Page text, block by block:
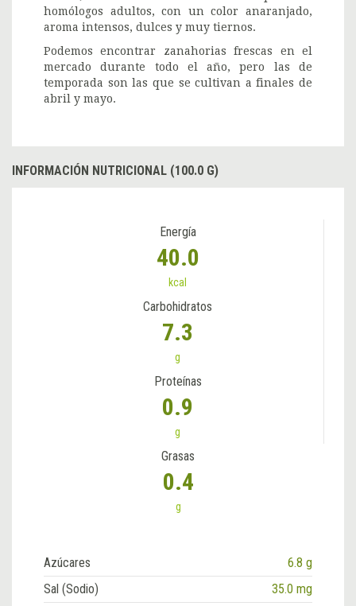
homólogos adultos, con un color anaranjado,
aroma intensos, dulces y muy tiernos.
Podemos encontrar zanahorias frescas en el
mercado durante todo el año, pero las de
temporada son las que se cultivan a finales de
abril y mayo.
INFORMACIÓN NUTRICIONAL (100.0 G)
Energía
40.0
kcal
Carbohidratos
7.3
g
Proteínas
0.9
g
Grasas
0.4
g
Azúcares
6.8 g
Sal (Sodio)
35.0 mg